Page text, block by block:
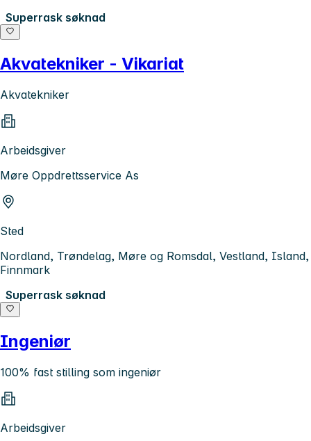
Superrask søknad
Akvatekniker - Vikariat
Akvatekniker
Arbeidsgiver
Møre Oppdrettsservice As
Sted
Nordland, Trøndelag, Møre og Romsdal, Vestland, Island,
Finnmark
Superrask søknad
Ingeniør
100% fast stilling som ingeniør
Arbeidsgiver